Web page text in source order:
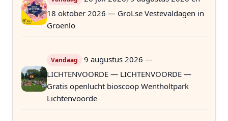
18 oktober 2026 — GroLse Vestevaldagen in
Groenlo
Vandaag
9 augustus 2026 —
LICHTENVOORDE — LICHTENVOORDE —
Gratis openlucht bioscoop Wentholtpark
Lichtenvoorde